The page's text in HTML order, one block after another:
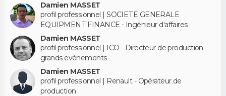
Damien MASSET
profil professionnel | SOCIETE GENERALE
EQUIPMENT FINANCE - Ingénieur d'affaires
Damien MASSET
profil professionnel | ICO - Directeur de production -
grands evénements
Damien MASSET
profil professionnel | Renault - Opérateur de
production